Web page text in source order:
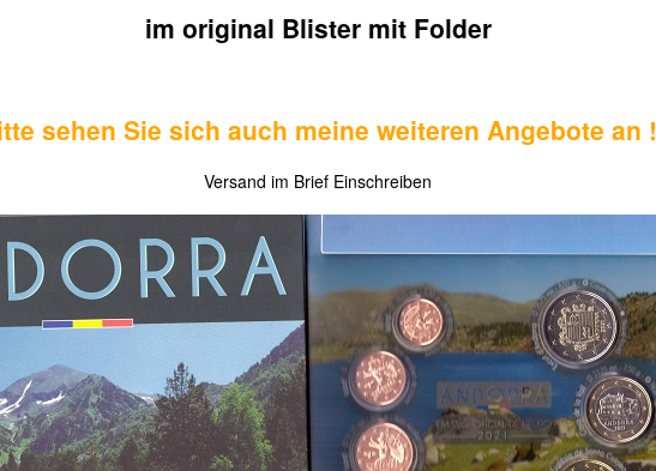
im original Blister mit Folder
sehen Sie sich auch meine weiteren Angebote an !
Versand im Brief Einschreiben